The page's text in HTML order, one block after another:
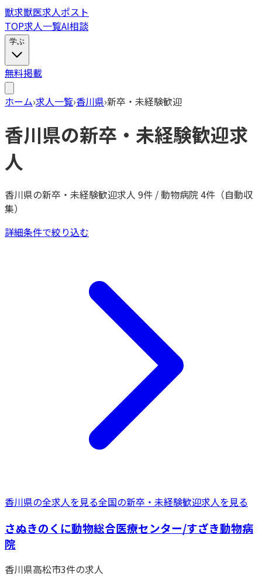
獣求獣医求人ポスト
TOP求人一覧AI相談
学ぶ
無料掲載
ホーム›求人一覧›香川県›新卒・未経験歓迎
香川県の新卒・未経験歓迎求
人
香川県の新卒・未経験歓迎求人 9件 / 動物病院 4件（自動収
集）
詳細条件で絞り込む
香川県の全求人を見る全国の新卒・未経験歓迎求人を見る
さぬきのくに動物総合医療センター/すざき動物病
院
香川県高松市3件の求人